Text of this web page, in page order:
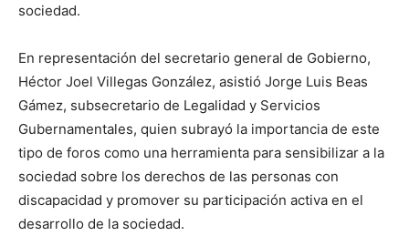
sociedad.
En representación del secretario general de Gobierno,
Héctor Joel Villegas González, asistió Jorge Luis Beas
Gámez, subsecretario de Legalidad y Servicios
Gubernamentales, quien subrayó la importancia de este
tipo de foros como una herramienta para sensibilizar a la
sociedad sobre los derechos de las personas con
discapacidad y promover su participación activa en el
desarrollo de la sociedad.